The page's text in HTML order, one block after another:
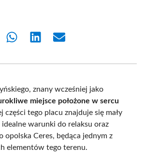
Share Share Share
znany wcześniej jako
miejsce położone w sercu
części tego placu znajduje się mały
warunki do relaksu oraz
opolska Ceres, będąca jednym z
elementów tego terenu.